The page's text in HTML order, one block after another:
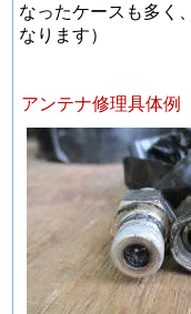
なったケースも多く
なります）
アンテナ修理具体例